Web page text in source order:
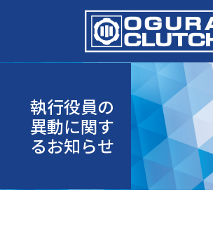
執行役員の
異動に関す
るお知らせ